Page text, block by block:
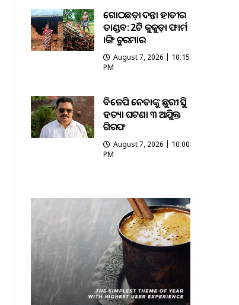
ଗୋଠଛଡ଼ା ଦନ୍ତା ହାତୀର
ତାଣ୍ଡବ: 2ଟି କୁକୁଡ଼ା ଫାର୍ମ
ଭାଙ୍ଗି ଚୁରମାର
August 7, 2026 | 10:15
PM
ବିଜେପି ନେତାଙ୍କୁ ଛୁରୀ ଭୁସି
ହତ୍ୟା ଘଟଣା ୩ ଅଭିଯୁକ୍ତ
ଗିରଫ
August 7, 2026 | 10:00
PM